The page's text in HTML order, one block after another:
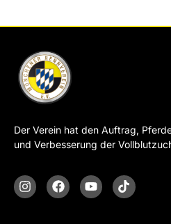
Der Verein hat den Auftrag,
und Verbesserung der